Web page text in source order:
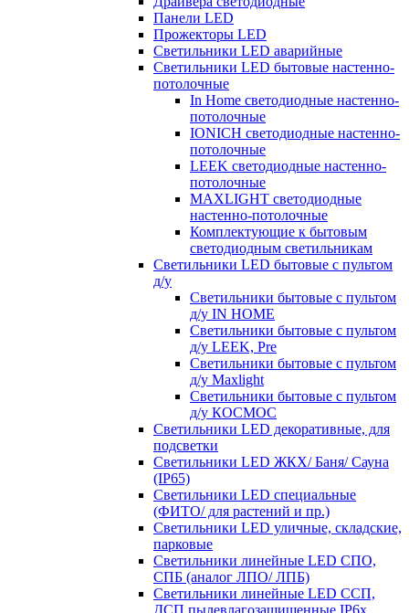
Панели LED
Прожекторы LED
Светильники LED аварийные
Светильники LED бытовые настенно-
потолочные
In Home светодиодные настенно-
потолочные
IONICH светодиодные настенно-
потолочные
LEEK светодиодные настенно-
потолочные
MAXLIGHT светодиодные
настенно-потолочные
Комплектующие к бытовым
светодиодным светильникам
Светильники LED бытовые с пультом
д/у
Светильники бытовые с пультом
д/у IN HOME
Светильники бытовые с пультом
д/у LEEK, Pre
Светильники бытовые с пультом
д/у Maxlight
Светильники бытовые с пультом
д/у КОСМОС
Светильники LED декоративные, для
подсветки
Светильники LED ЖКХ/ Баня/ Сауна
(IP65)
Светильники LED специальные
(ФИТО/ для растений и пр.)
Светильники LED уличные, складские,
парковые
Светильники линейные LED СПО,
СПБ (аналог ЛПО/ ЛПБ)
Светильники линейные LED ССП,